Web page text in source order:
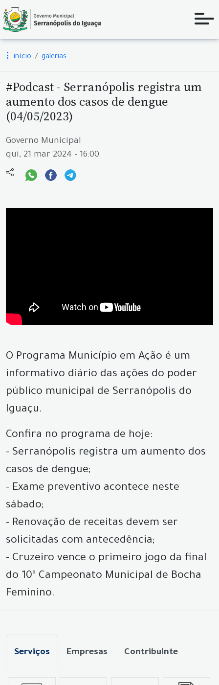
início galerias
#Podcast - Serranópolis registra um
aumento dos casos de dengue
(04/05/2023)
Governo Municipal
qui, 21 mar 2024 - 16:00
O Programa Município em Ação é um
informativo diário das ações do poder
público municipal de Serranópolis do
Iguaçu.
Confira no programa de hoje:
- Serranópolis registra um aumento dos
casos de dengue;
- Exame preventivo acontece neste
sábado;
- Renovação de receitas devem ser
solicitadas com antecedência;
- Cruzeiro vence o primeiro jogo da final
do 10º Campeonato Municipal de Bocha
Feminino.
Serviços Empresas Contribuinte